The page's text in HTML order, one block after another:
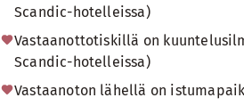
Scandic-hotelleissa)
Vastaanottotiskillä on
Scandic-hotelleissa)
Vastaanoton lähellä on